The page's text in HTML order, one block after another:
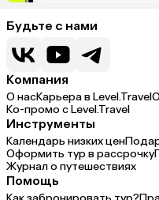
Будьте с нами
Компания
О насКарьера в Level.Travel
Ко-промо с Level.Travel
Инструменты
Календарь низких цен
Оформить тур в рассрочку
Журнал о путешествиях
Помощь